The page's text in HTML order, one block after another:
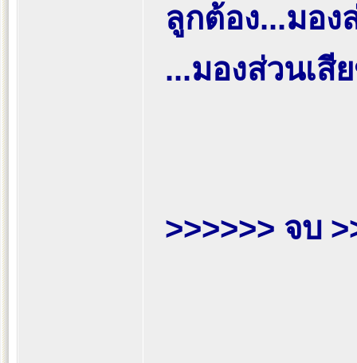
ลูกต้อง...มอง
...มองส่วนเสี
>>>>>> จบ